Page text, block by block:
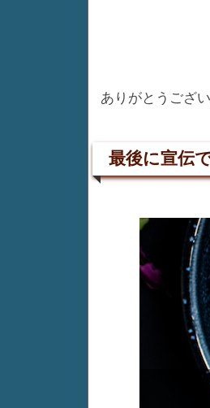
ありがとうござ
最後に宣伝